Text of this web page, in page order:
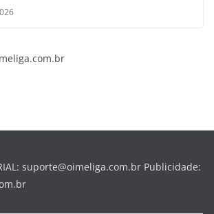
suporte@oimeliga.com.br Publicidade: